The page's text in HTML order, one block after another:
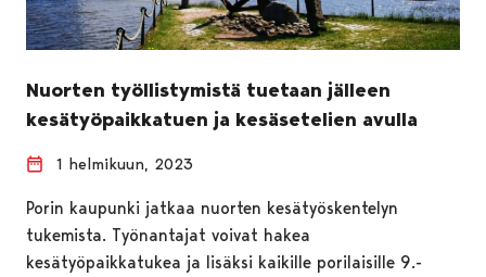
Nuorten työllistymistä tuetaan jälleen
kesätyöpaikkatuen ja kesäsetelien avulla
1 helmikuun, 2023
Porin kaupunki jatkaa nuorten kesätyöskentelyn
tukemista. Työnantajat voivat hakea
kesätyöpaikkatukea ja lisäksi kaikille porilaisille 9.-